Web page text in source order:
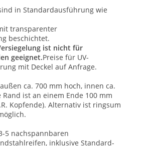
in Standardausführung wie
transparenter
beschichtet.
ist nicht für
geeignet.Preise für UV-
mit Deckel auf Anfrage.
ca. 700 mm hoch, innen ca.
Rand ist an einem Ende 100 mm
Kopfende). Alternativ ist ringsum
5 nachspannbaren
inklusive Standard-